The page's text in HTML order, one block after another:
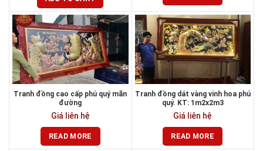
Tranh đồng cao cấp phú quý mãn
đường
Giá liên hệ
READ MORE
Tranh đồng dát vàng vinh hoa phú
quý. KT: 1m2x2m3
Giá liên hệ
READ MORE